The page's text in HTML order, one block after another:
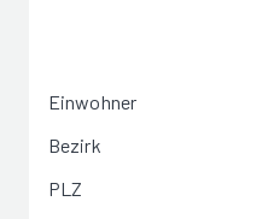
Einwohner
Bezirk
PLZ